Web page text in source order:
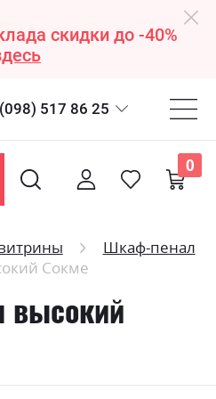
скидки до -40%
(098) 517 86 25
0
Шкаф-пенал
Сокме
высокий